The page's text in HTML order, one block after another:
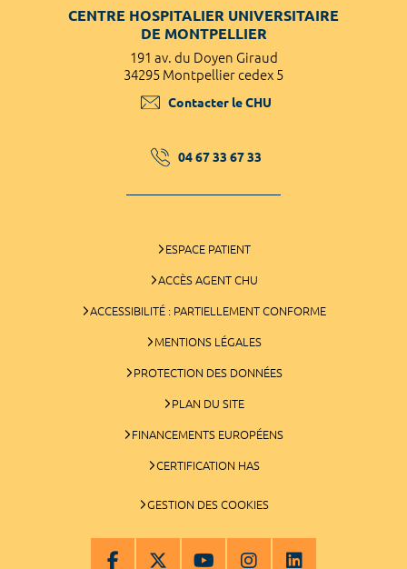
CENTRE HOSPITALIER UNIVERSITAIRE
DE MONTPELLIER
191 av. du Doyen Giraud
34295 Montpellier cedex 5
Contacter le CHU
04 67 33 67 33
ESPACE PATIENT
ACCÈS AGENT CHU
ACCESSIBILITÉ : PARTIELLEMENT CONFORME
MENTIONS LÉGALES
PROTECTION DES DONNÉES
PLAN DU SITE
FINANCEMENTS EUROPÉENS
CERTIFICATION HAS
GESTION DES COOKIES